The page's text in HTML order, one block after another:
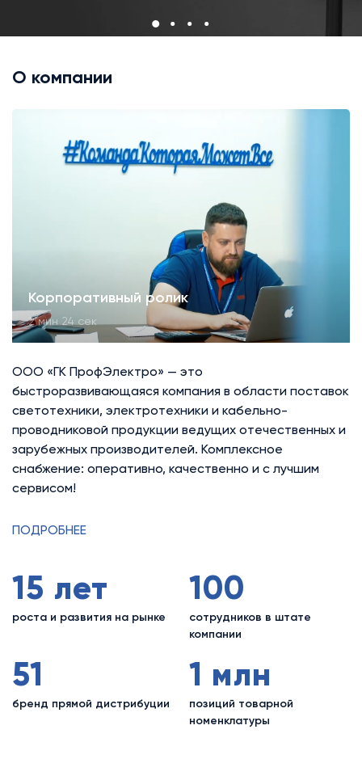
О компании
Корпоративный ролик
2 мин 24 сек
ООО «ГК ПрофЭлектро» — это
быстроразвивающаяся компания в области поставок
светотехники, электротехники и кабельно-
проводниковой продукции ведущих отечественных и
зарубежных производителей. Комплексное
снабжение: оперативно, качественно и с лучшим
сервисом!
ПОДРОБНЕЕ
15 лет
роста и развития на рынке
100
сотрудников в штате
компании
51
бренд прямой дистрибуции
1 млн
позиций товарной
номенклатуры